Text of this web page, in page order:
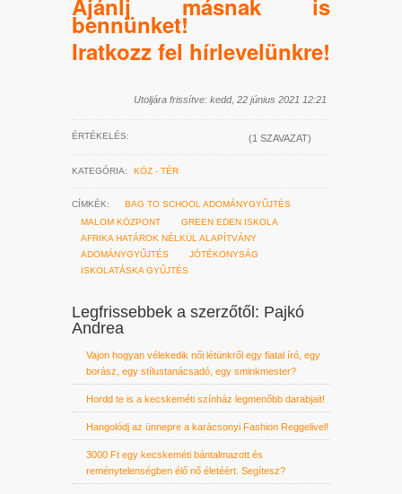
Ajánlj másnak is
bennünket!
Iratkozz fel hírlevelünkre!
Utoljára frissítve: kedd, 22 június 2021 12:21
ÉRTÉKELÉS: (1 SZAVAZAT)
KATEGÓRIA: KÖZ - TÉR
CÍMKÉK:
BAG TO SCHOOL ADOMÁNYGYŰJTÉS
MALOM KÖZPONT
GREEN EDEN ISKOLA
AFRIKA HATÁROK NÉLKÜL ALAPÍTVÁNY
ADOMÁNYGYŰJTÉS
JÓTÉKONYSÁG
ISKOLATÁSKA GYŰJTÉS
Legfrissebbek a szerzőtől: Pajkó
Andrea
Vajon hogyan vélekedik női létünkről egy fiatal író, egy
borász, egy stílustanácsadó, egy sminkmester?
Hordd te is a kecskeméti színház legmenőbb darabjait!
Hangolódj az ünnepre a karácsonyi Fashion Reggelivel!
3000 Ft egy kecskeméti bántalmazott és
reménytelenségben élő nő életéért. Segítesz?